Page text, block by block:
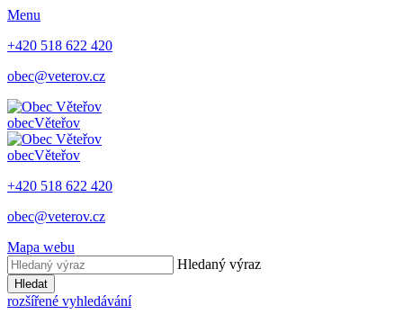
Menu
+420 518 622 420
obec@veterov.cz
obecVěteřov
obecVěteřov
+420 518 622 420
obec@veterov.cz
Mapa webu
Hledaný výraz
Hledat
rozšířené vyhledávání